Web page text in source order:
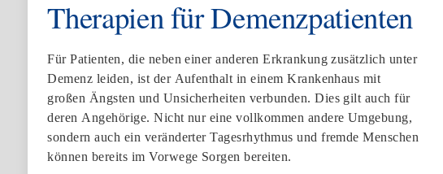
Therapien für Demenzpatienten
Für Patienten, die neben einer anderen Erkrankung zusätzlich unter
Demenz leiden, ist der Aufenthalt in einem Krankenhaus mit
großen Ängsten und Unsicherheiten verbunden. Dies gilt auch für
deren Angehörige. Nicht nur eine vollkommen andere Umgebung,
sondern auch ein veränderter Tagesrhythmus und fremde Menschen
können bereits im Vorwege Sorgen bereiten.